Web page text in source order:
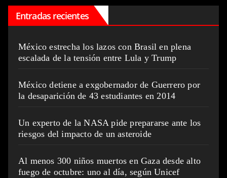
Entradas recientes
México estrecha los lazos con Brasil en plena
escalada de la tensión entre Lula y Trump
México detiene a exgobernador de Guerrero por
la desaparición de 43 estudiantes en 2014
Un experto de la NASA pide prepararse ante los
riesgos del impacto de un asteroide
Al menos 300 niños muertos en Gaza desde alto
fuego de octubre: uno al día, según Unicef